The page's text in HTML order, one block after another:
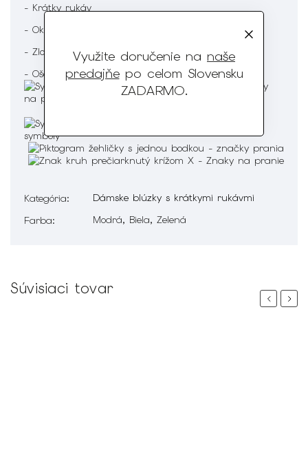
Využite doručenie na naše
predajňepo celom Slovensku
ZADARMO.
- Krátky rukáv
- Okrúhly výstrih
- Zloženie : 60% Viskóza 35% Polyester 5% Elastan
- Ošetrenie :
Kategória:
Dámske blúzky s krátkymi rukávmi
Farba: Modrá, Biela, Zelená
Súvisiaci tovar
PreviousNext